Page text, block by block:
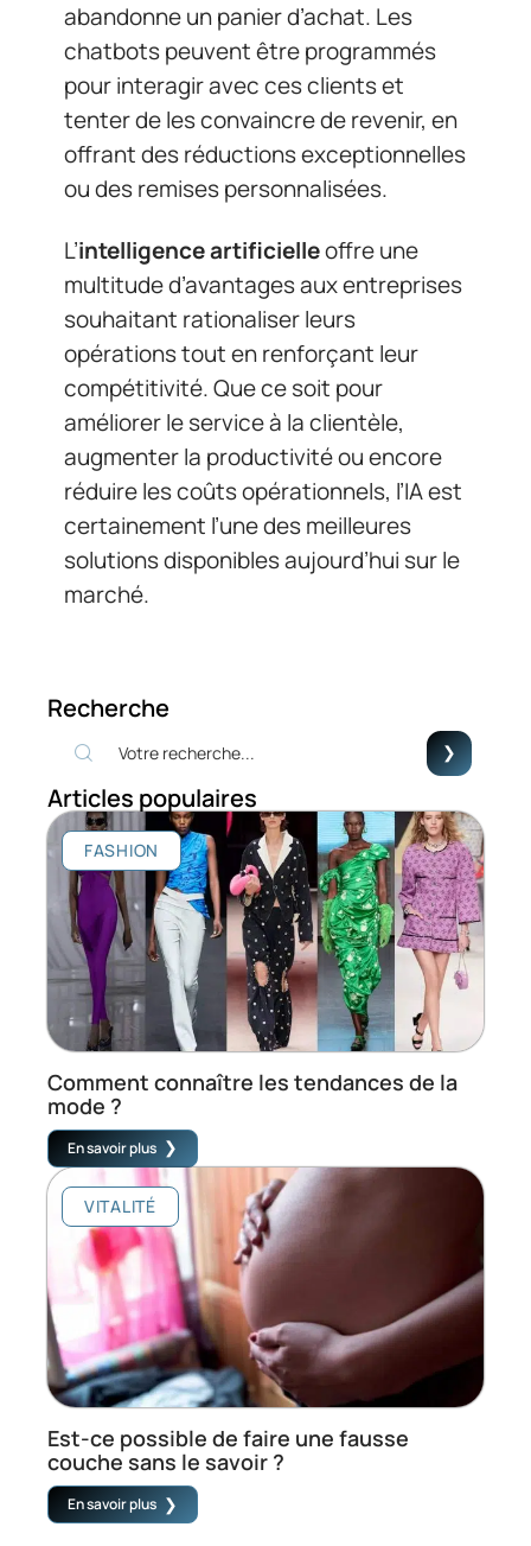
abandonne un panier d’achat. Les
chatbots peuvent être programmés
pour interagir avec ces clients et
tenter de les convaincre de revenir, en
offrant des réductions exceptionnelles
ou des remises personnalisées.
L’intelligence artificielleoffre une
multitude d’avantages aux entreprises
souhaitant rationaliser leurs
opérations tout en renforçant leur
compétitivité. Que ce soit pour
améliorer le service à la clientèle,
augmenter la productivité ou encore
réduire les coûts opérationnels, l’IA est
certainement l’une des meilleures
solutions disponibles aujourd’hui sur le
marché.
Recherche
Articles populaires
FASHION
Comment connaître les tendances de la
mode ?
En savoir plus
VITALITÉ
Est-ce possible de faire une fausse
couche sans le savoir ?
En savoir plus